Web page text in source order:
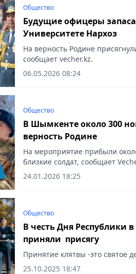
Общество
Будущие офицеры
Университете Нархоз
На верность Родине
сообщает vecher.kz.
06.05.2026 08:24
Общество
В Шымкенте около 300
верность Родине
На мероприятие прибыли
близкие солдат, сообщает
24.01.2026 18:25
Общество
В честь Дня Республики
приняли присягу
Принятие клятвы -это святое
25.10.2025 18:47